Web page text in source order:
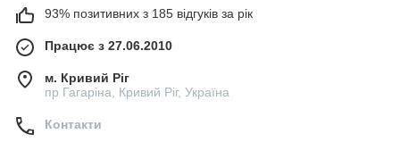
93% позитивних з 185 відгуків за рік
Працює з 27.06.2010
м. Кривий Ріг
пр Гагаріна, Кривий Ріг, Україна
Контакти